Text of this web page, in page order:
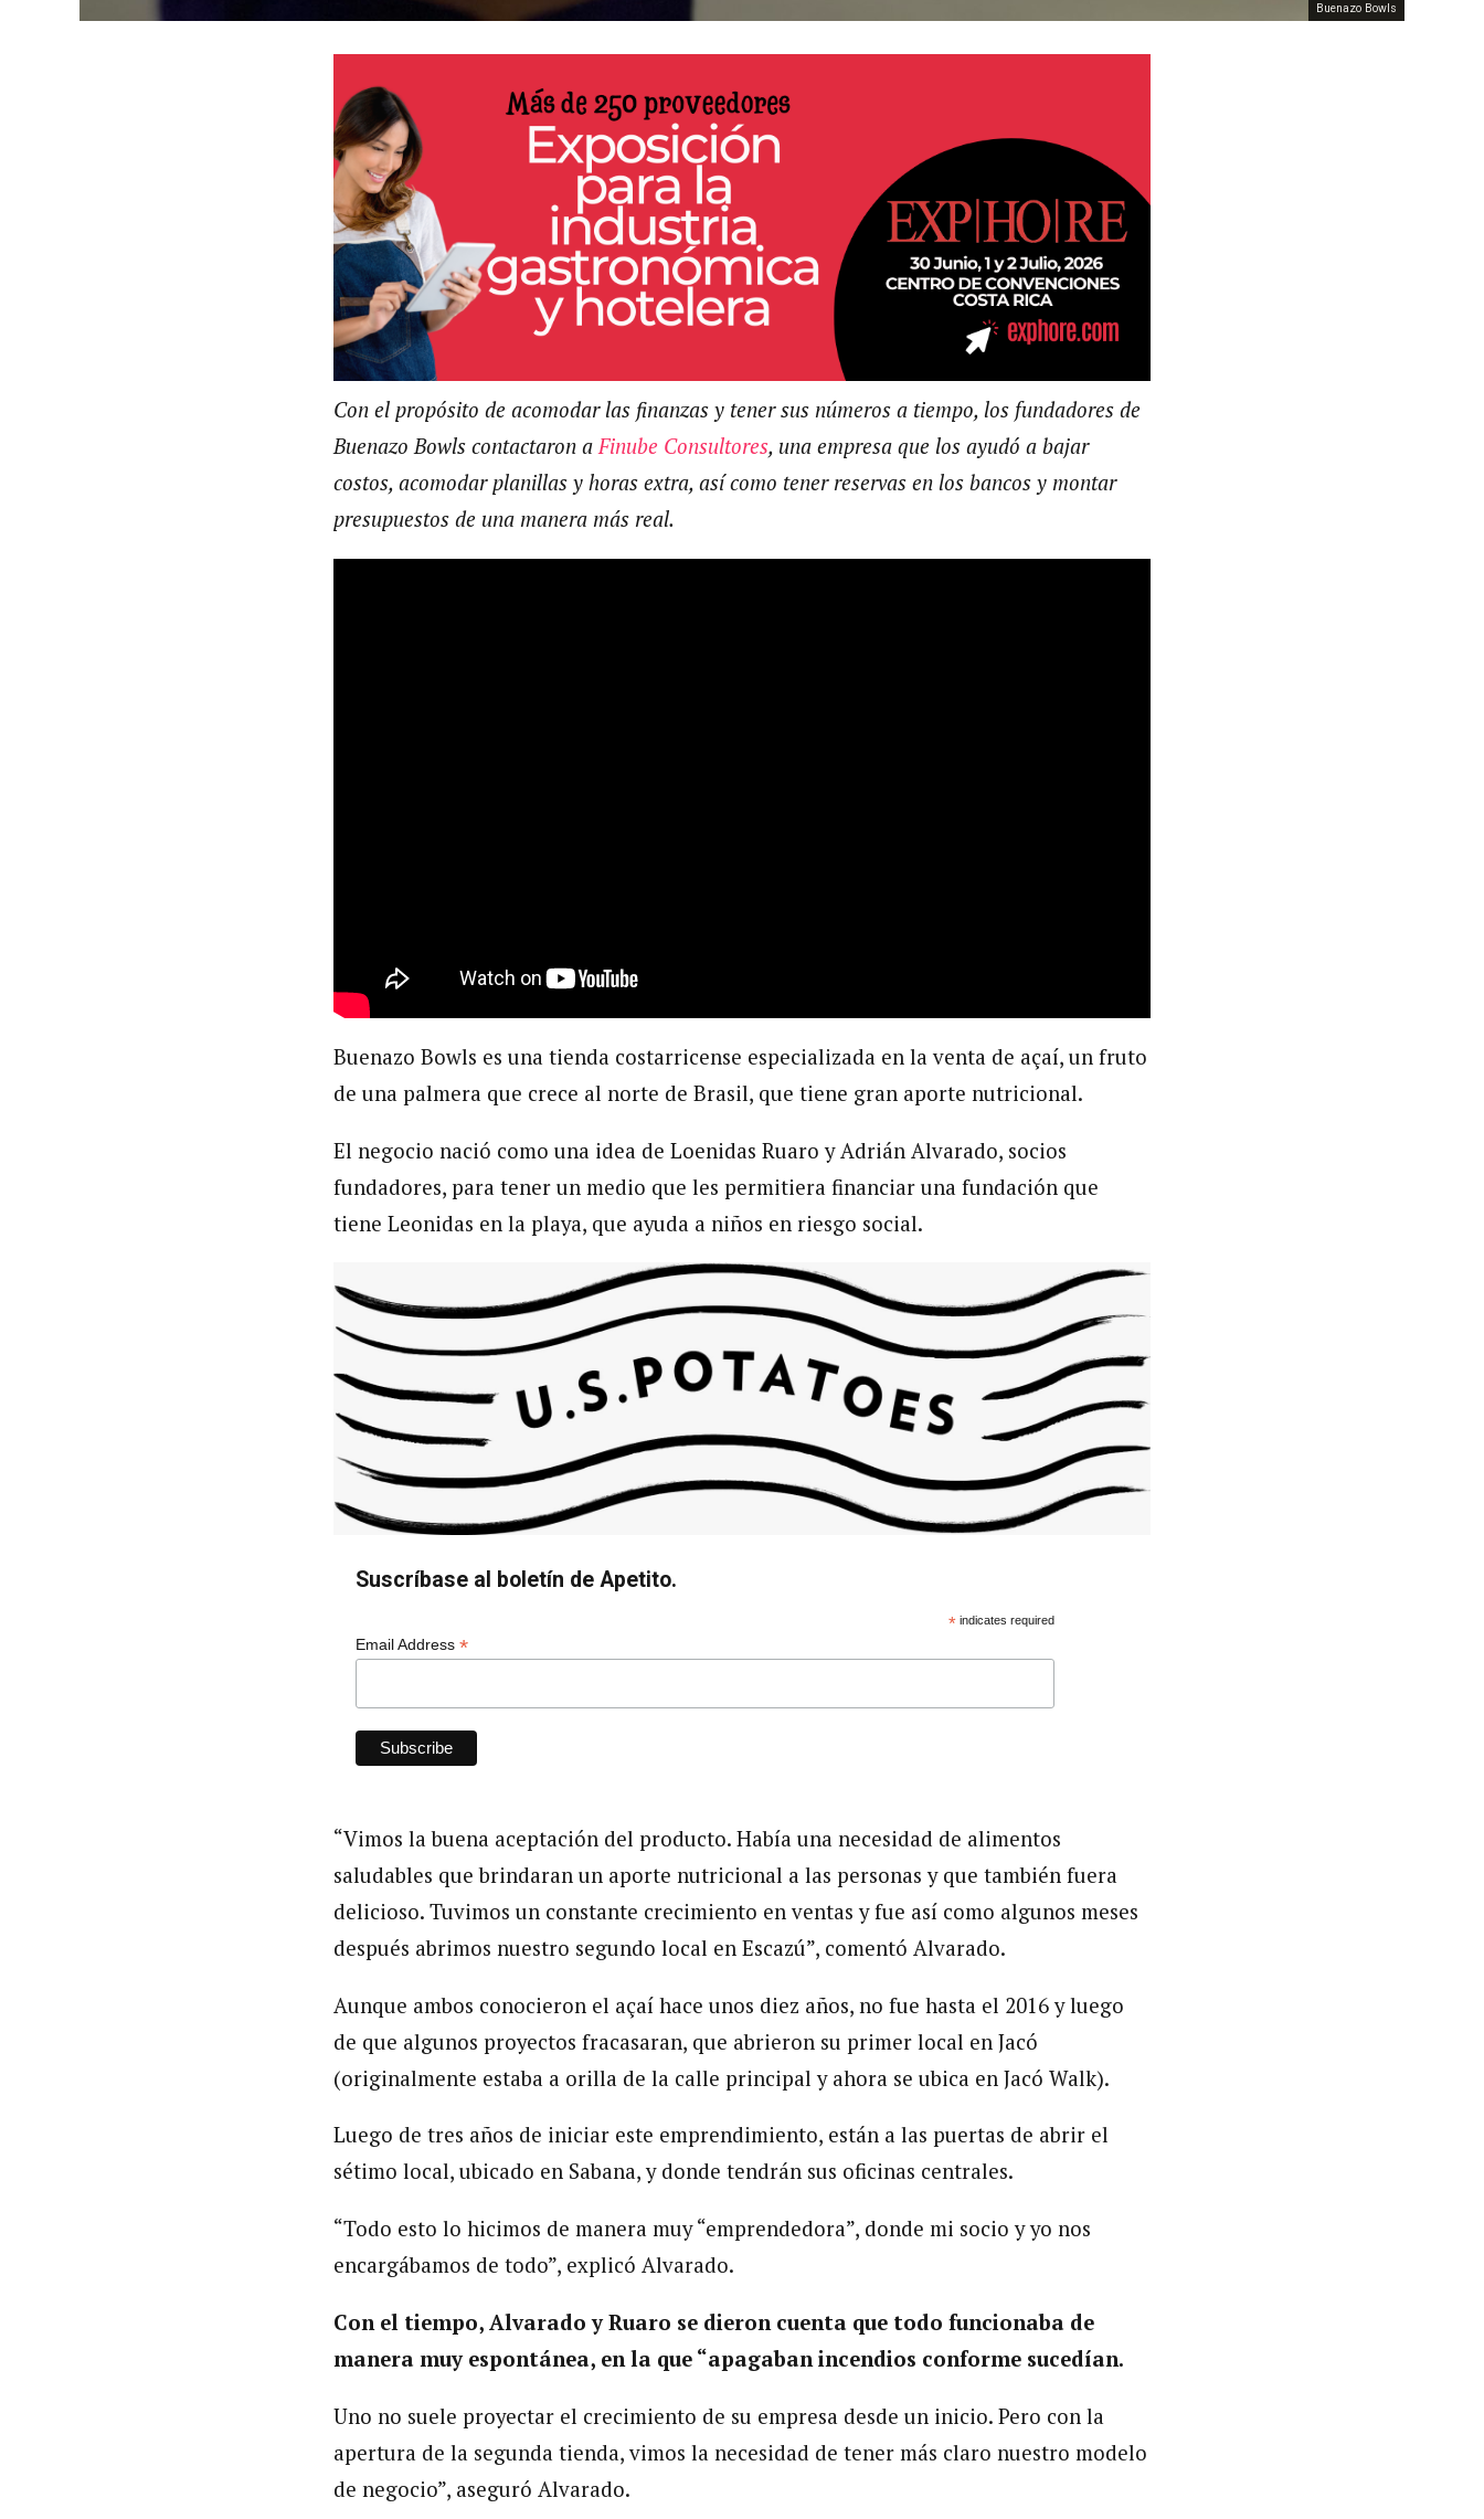
Buenazo Bowls
Con el propósito de acomodar las finanzas y tener sus números a tiempo, los fundadores de
Buenazo Bowls contactaron aFinube Consultores, una empresa que los ayudó a bajar
costos, acomodar planillas y horas extra, así como tener reservas en los bancos y montar
presupuestos de una manera más real.
Buenazo Bowls es una tienda costarricense especializada en la venta de açaí, un fruto
de una palmera que crece al norte de Brasil, que tiene gran aporte nutricional.
El negocio nació como una idea de Loenidas Ruaro y Adrián Alvarado, socios
fundadores, para tener un medio que les permitiera financiar una fundación que
tiene Leonidas en la playa, que ayuda a niños en riesgo social.
Suscríbase al boletín de Apetito.
*indicates required
Email Address *
“Vimos la buena aceptación del producto. Había una necesidad de alimentos
saludables que brindaran un aporte nutricional a las personas y que también fuera
delicioso. Tuvimos un constante crecimiento en ventas y fue así como algunos meses
después abrimos nuestro segundo local en Escazú”, comentó Alvarado.
Aunque ambos conocieron el açaí hace unos diez años, no fue hasta el 2016 y luego
de que algunos proyectos fracasaran, que abrieron su primer local en Jacó
(originalmente estaba a orilla de la calle principal y ahora se ubica en Jacó Walk).
Luego de tres años de iniciar este emprendimiento, están a las puertas de abrir el
sétimo local, ubicado en Sabana, y donde tendrán sus oficinas centrales.
“Todo esto lo hicimos de manera muy “emprendedora”, donde mi socio y yo nos
encargábamos de todo”, explicó Alvarado.
Con el tiempo, Alvarado y Ruaro se dieron cuenta que todo funcionaba de
manera muy espontánea, en la que “apagaban incendios conforme sucedían.
Uno no suele proyectar el crecimiento de su empresa desde un inicio. Pero con la
apertura de la segunda tienda, vimos la necesidad de tener más claro nuestro modelo
de negocio”, aseguró Alvarado.